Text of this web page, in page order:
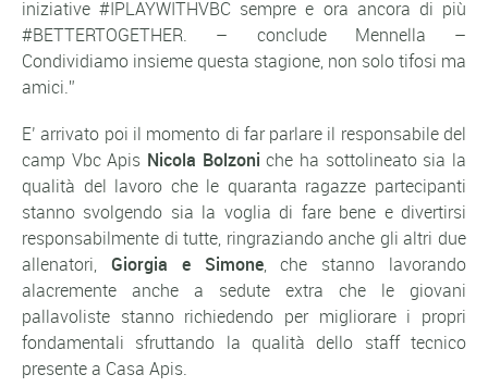
iniziative #IPLAYWITHVBC sempre e ora ancora di più
#BETTERTOGETHER. – conclude Mennella –
Condividiamo insieme questa stagione, non solo tifosi ma
amici.”
E’ arrivato poi il momento di far parlare il responsabile del
camp Vbc Apis Nicola Bolzoni che ha sottolineato sia la
qualità del lavoro che le quaranta ragazze partecipanti
stanno svolgendo sia la voglia di fare bene e divertirsi
responsabilmente di tutte, ringraziando anche gli altri due
allenatori, Giorgia e Simone, che stanno lavorando
alacremente anche a sedute extra che le giovani
pallavoliste stanno richiedendo per migliorare i propri
fondamentali sfruttando la qualità dello staff tecnico
presente a Casa Apis.